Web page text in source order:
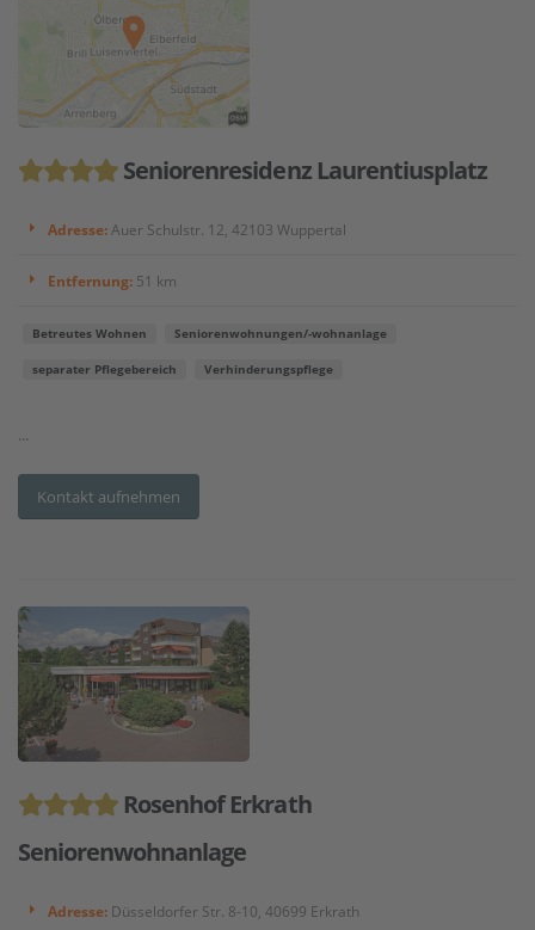
Seniorenresidenz Laurentiusplatz
Adresse:Auer Schulstr. 12, 42103 Wuppertal
Entfernung: 51 km
Betreutes Wohnen Seniorenwohnungen/-wohnanlage
separater Pflegebereich Verhinderungspflege
...
Kontakt aufnehmen
Rosenhof Erkrath
Seniorenwohnanlage
Adresse: Düsseldorfer Str. 8-10, 40699 Erkrath